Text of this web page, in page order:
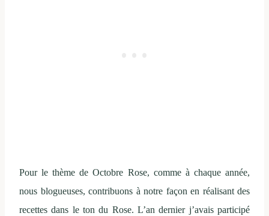
Pour le thème de Octobre Rose, comme à chaque année,
nous blogueuses, contribuons à notre façon en réalisant des
recettes dans le ton du Rose. L’an dernier j’avais participé